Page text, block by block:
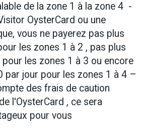
de la zone 1 à la zone 4 -
OysterCard ou une
vous ne payerez pas plus
les zones 1 à 2 , pas plus
les zones 1 à 3 ou encore
par jour pour les zones 1 à 4 –
des frais de caution
l'OysterCard , ce sera
pour vous